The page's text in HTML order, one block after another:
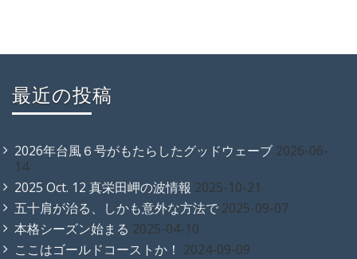
最近の投稿
2026年台風６号がもたらしたグッドウェーブ 2026-06-
14
2025 Oct. 12 真栄田岬の波情報 2025-10-21
五十肩が治る、しかも意外な方法で 2025-09-07
本格シーズン始まる 2025-04-10
ここはゴールドコーストか！ 2024-09-09